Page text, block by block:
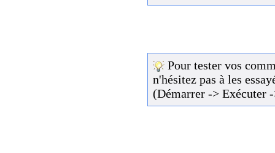
Pour tester vos
n'hésitez pas à les
(Démarrer -> Exécuter